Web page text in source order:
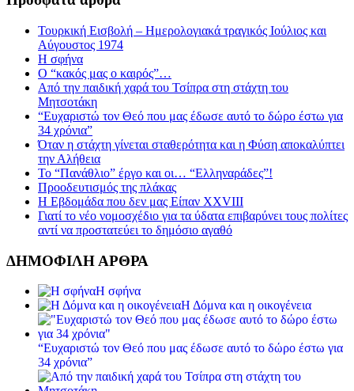
Τουρκική Εισβολή – Ημερολογιακά τραγικός Ιούλιος και
Αύγουστος 1974
Η σφήνα
Ο “κακός μας ο καιρός”…
Από την παιδική χαρά του Τσίπρα στη στάχτη του
Μητσοτάκη
“Ευχαριστώ τον Θεό που μας έδωσε αυτό το δώρο έστω για
34 χρόνια”
Όταν η στάχτη γίνεται σταθερότητα και η Φύση αποκαλύπτει
την Αλήθεια
Το “Πανάθλιο” έργο και οι… “Ελληναράδες”!
Προοδευτισμός της πλάκας
Η Εβδομάδα που δεν μας Είπαν XXVIII
Γιατί το νέο νομοσχέδιο για τα ύδατα επιβαρύνει τους πολίτες
αντί να προστατεύει το δημόσιο αγαθό
ΔΗΜΟΦΙΛΗ ΑΡΘΡΑ
Η σφήνα
Η Δόμνα και η οικογένεια
“Ευχαριστώ τον Θεό που μας έδωσε αυτό το δώρο έστω για
34 χρόνια”